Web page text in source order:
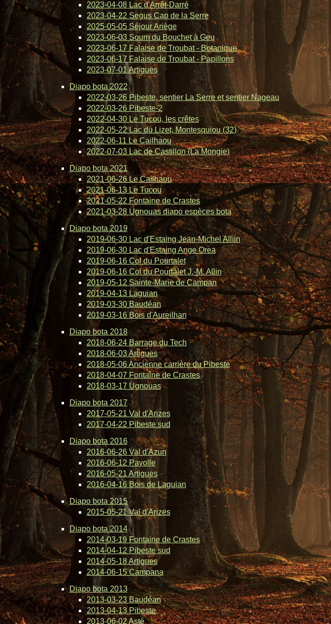
2023-04-08 Lac d'Arrêt-Darré
2023-04-22 Segus Cap de la Serre
2025-05-05 Séjour Ariège
2023-06-03 Soum du Bouchet à Geu
2023-06-17 Falaise de Troubat - Botanique
2023-06-17 Falaise de Troubat - Papillons
2023-07-01 Artigues
Diapo bota 2022
2022-03-26 Pibeste, sentier La Serre et sentier Nageau
2022-03-26 Pibeste-2
2022-04-30 Le Tucou, les crêtes
2022-05-22 Lac du Lizet, Montesquiou (32)
2022-06-11 Le Cailhaou
2022-07-03 Lac de Castillon (La Mongie)
Diapo bota 2021
2021-06-26 Le Cailhaou
2021-06-13 Le Tucou
2021-05-22 Fontaine de Crastes
2021-03-28 Ugnouas diapo espèces bota
Diapo bota 2019
2019-06-30 Lac d'Estaing Jean-Michel Alliin
2019-06-30 Lac d'Estaing Ange Orea
2019-06-16 Col du Pourtalet
2019-06-16 Col du Pourtalet J.-M. Allin
2019-05-12 Sainte-Marie de Campan
2019-04-13 Laguian
2019-03-30 Baudéan
2019-03-16 Bois d'Aureilhan
Diapo bota 2018
2018-06-24 Barrage du Tech
2018-06-03 Artigues
2018-05-06 Ancienne carrière du Pibeste
2018-04-07 Fontaine de Crastes
2018-03-17 Ugnouas
Diapo bota 2017
2017-05-21 Val d'Arizes
2017-04-22 Pibeste sud
Diapo bota 2016
2016-06-26 Val d'Azun
2016-06-12 Payolle
2016-05-21 Artigues
2016-04-16 Bois de Laguian
Diapo bota 2015
2015-05-21 Val d'Arizes
Diapo bota 2014
2014-03-19 Fontaine de Crastes
2014-04-12 Pibeste sud
2014-05-18 Artigues
2014-06-15 Campana
Diapo bota 2013
2013-03-23 Baudéan
2013-04-13 Pibeste
2013-06-02 Asté